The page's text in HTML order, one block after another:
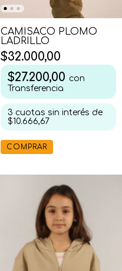
CAMISACO PLOMO
LADRILLO
$32.000,00
$27.200,00 con
Transferencia
3 cuotas sin interés de
$10.666,67
COMPRAR